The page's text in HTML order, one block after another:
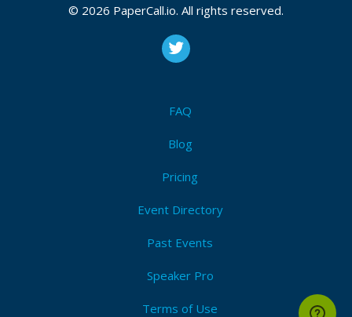
comunicar con nosotros via correo:
qadominican@gmail.com o escribir a nuestro equipo
organizador al 829-379-6969 con tema: “QA
Dominicana Call For Speakers”.
Speak at QA Community Monthly Talks !
© 2026 PaperCall.io. All rights reserved.
FAQ
Blog
Pricing
Event Directory
Past Events
Speaker Pro
Terms of Use